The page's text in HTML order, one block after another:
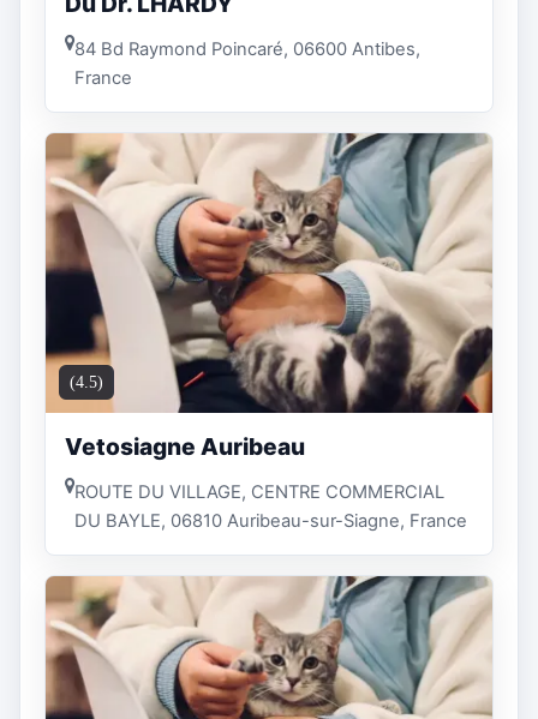
84 Bd Raymond Poincaré, 06600 Antibes,
France
(4.5)
Vetosiagne Auribeau
ROUTE DU VILLAGE, CENTRE COMMERCIAL
DU BAYLE, 06810 Auribeau-sur-Siagne, France